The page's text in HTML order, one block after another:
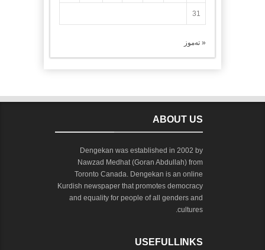
31
« تەموز
ABOUT US
Dengekan was established in 2002 by
Nawzad Medhat (Goran Abdullah) from
Toronto Canada. Dengekan is an online
Kurdish newspaper that promotes democracy
and equality for people of all genders and
cultures.
USEFULLINKS